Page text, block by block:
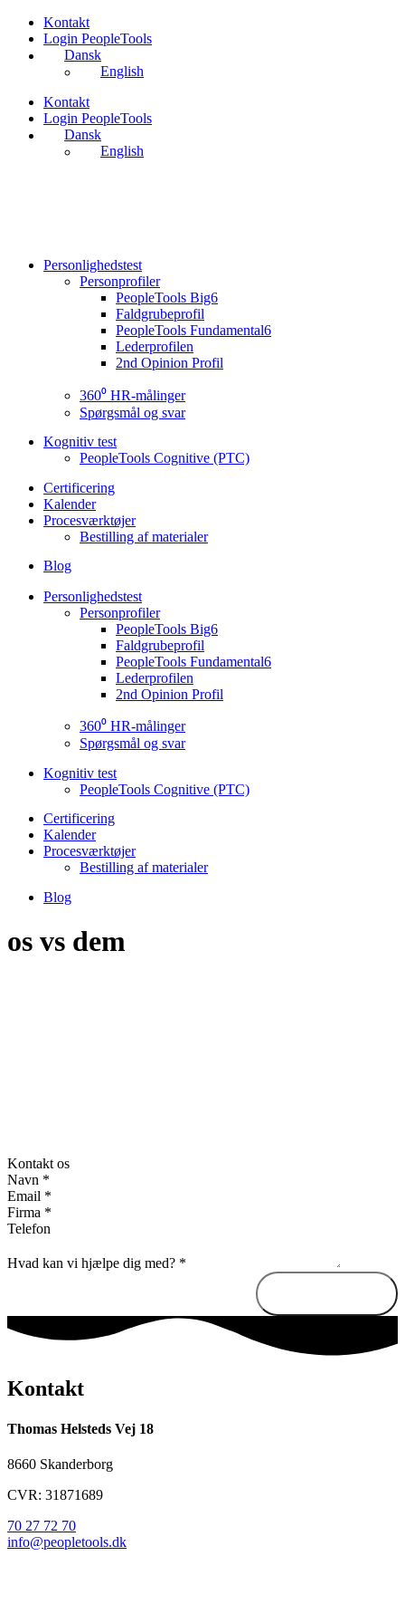
Videre
indhold
Kontakt
Login PeopleTools
Dansk
English
Kontakt
Login PeopleTools
Dansk
English
Personlighedstest
Personprofiler
PeopleTools Big6
Faldgrubeprofil
PeopleTools Fundamental6
Lederprofilen
2nd Opinion Profil
360⁰ HR-målinger
Spørgsmål og svar
Kognitiv test
PeopleTools Cognitive (PTC)
Certificering
Kalender
Procesværktøjer
Bestilling af materialer
Blog
Personlighedstest
Personprofiler
PeopleTools Big6
Faldgrubeprofil
PeopleTools Fundamental6
Lederprofilen
2nd Opinion Profil
360⁰ HR-målinger
Spørgsmål og svar
Kognitiv test
PeopleTools Cognitive (PTC)
Certificering
Kalender
Procesværktøjer
Bestilling af materialer
Blog
os vs dem
Kontakt os
Navn *
Email *
Firma *
Telefon
Hvad kan vi hjælpe dig med? *
Kontakt
Thomas Helsteds Vej 18
8660 Skanderborg
CVR: 31871689
70 27 72 70
info@peopletools.dk